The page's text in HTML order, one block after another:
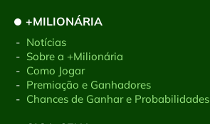
+MILIONÁRIA
- Notícias
- Sobre a +Milionária
- Como Jogar
- Premiação e Ganhadores
- Chances de Ganhar e Probabilidades